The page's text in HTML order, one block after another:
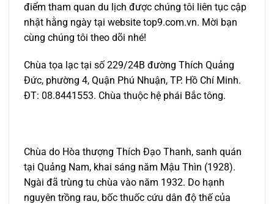
điểm tham quan du lịch được chúng tôi liên tục cập
nhật hằng ngày tại website top9.com.vn. Mời bạn
cùng chúng tôi theo dõi nhé!
Chùa tọa lạc tại số 229/24B đường Thích Quảng
Đức, phường 4, Quận Phú Nhuận, TP. Hồ Chí Minh.
ĐT: 08.8441553. Chùa thuộc hệ phái Bắc tông.
Chùa do Hòa thượng Thích Đạo Thanh, sanh quán
tại Quảng Nam, khai sáng năm Mậu Thìn (1928).
Ngài đã trùng tu chùa vào năm 1932. Do hạnh
nguyên trồng rau, bốc thuốc cứu dân độ thế của